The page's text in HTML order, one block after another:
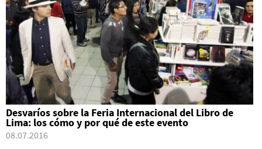
Desvaríos sobre la Feria Internacional del Libro de
Lima: los cómo y por qué de este evento
08.07.2016